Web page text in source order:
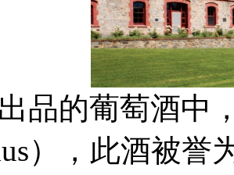
的葡萄酒中
），此酒被